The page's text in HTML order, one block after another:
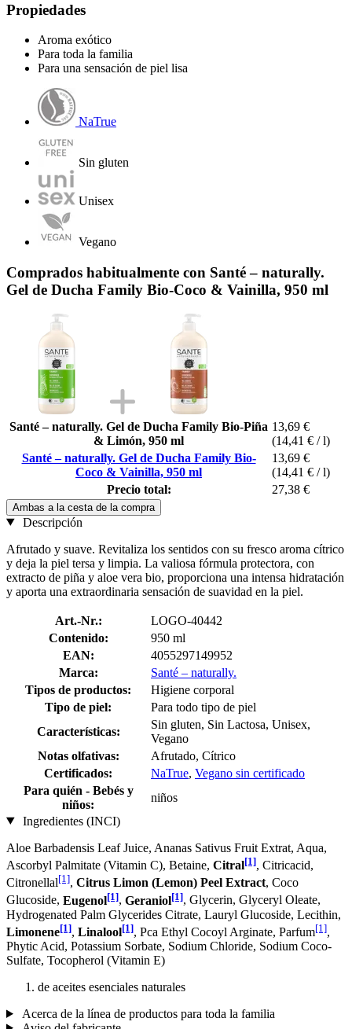
Propiedades
Aroma exótico
Para toda la familia
Para una sensación de piel lisa
NaTrue
Sin gluten
Unisex
Vegano
Comprados habitualmente con Santé – naturally.
Gel de Ducha Family Bio-Coco & Vainilla, 950 ml
Santé – naturally. Gel de Ducha Family Bio-Piña
& Limón, 950 ml
13,69 €
(14,41 € / l)
Santé – naturally. Gel de Ducha Family Bio-
Coco & Vainilla, 950 ml
13,69 €
(14,41 € / l)
Precio total:
27,38 €
Ambas a la cesta de la compra
Descripción
Afrutado y suave. Revitaliza los sentidos con su fresco aroma cítrico
y deja la piel tersa y limpia. La valiosa fórmula protectora, con
extracto de piña y aloe vera bio, proporciona una intensa hidratación
y aporta una extraordinaria sensación de suavidad en la piel.
Art.-Nr.:
LOGO-40442
Contenido:
950 ml
EAN:
4055297149952
Marca:
Santé – naturally.
Tipos de productos:
Higiene corporal
Tipo de piel:
Para todo tipo de piel
Características:
Sin gluten, Sin Lactosa, Unisex,
Vegano
Notas olfativas:
Afrutado, Cítrico
Certificados:
NaTrue, Vegano sin certificado
Para quién - Bebés y
niños:
niños
Ingredientes (INCI)
Aloe Barbadensis Leaf Juice, Ananas Sativus Fruit Extrat, Aqua,
Ascorbyl Palmitate (Vitamin C), Betaine, Citral[1], Citricacid,
Citronellal[1], Citrus Limon (Lemon) Peel Extract, Coco
Glucoside, Eugenol[1], Geraniol[1], Glycerin, Glyceryl Oleate,
Hydrogenated Palm Glycerides Citrate, Lauryl Glucoside, Lecithin,
Limonene[1], Linalool[1], Pca Ethyl Cocoyl Arginate, Parfum[1],
Phytic Acid, Potassium Sorbate, Sodium Chloride, Sodium Coco­
Sulfate, Tocopherol (Vitamin E)
de aceites esenciales naturales
Acerca de la línea de productos para toda la familia